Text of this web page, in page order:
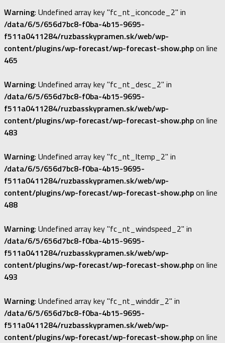
Warning: Undefined array key "fc_nt_iconcode_2" in
/data/6/5/656d7bc8-f0ba-4b15-9695-
f511a0411284/ruzbasskypramen.sk/web/wp-
content/plugins/wp-forecast/wp-forecast-show.phpon line
465
Warning: Undefined array key "fc_nt_desc_2" in
/data/6/5/656d7bc8-f0ba-4b15-9695-
f511a0411284/ruzbasskypramen.sk/web/wp-
content/plugins/wp-forecast/wp-forecast-show.phpon line
483
Warning: Undefined array key "fc_nt_ltemp_2" in
/data/6/5/656d7bc8-f0ba-4b15-9695-
f511a0411284/ruzbasskypramen.sk/web/wp-
content/plugins/wp-forecast/wp-forecast-show.phpon line
488
Warning: Undefined array key "fc_nt_windspeed_2" in
/data/6/5/656d7bc8-f0ba-4b15-9695-
f511a0411284/ruzbasskypramen.sk/web/wp-
content/plugins/wp-forecast/wp-forecast-show.phpon line
493
Warning: Undefined array key "fc_nt_winddir_2" in
/data/6/5/656d7bc8-f0ba-4b15-9695-
f511a0411284/ruzbasskypramen.sk/web/wp-
content/plugins/wp-forecast/wp-forecast-show.phpon line